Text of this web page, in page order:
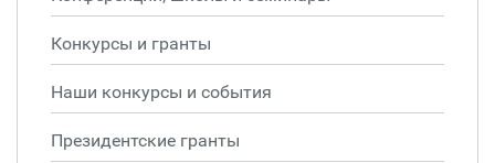
Конкурсы и гранты
Наши конкурсы и события
Президентские гранты